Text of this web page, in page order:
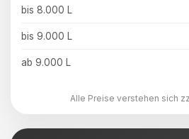
bis 8.000 L
bis 9.000 L
ab 9.000 L
Alle Preise verstehen sich